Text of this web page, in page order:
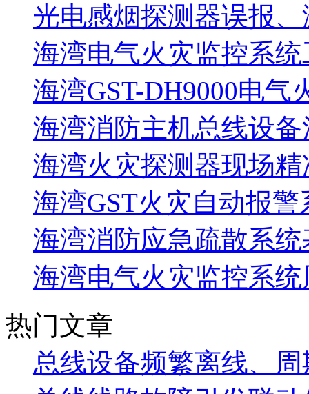
光电感烟探测器误报
海湾电气火灾监控系统
海湾GST-DH9000电气
海湾消防主机总线设备
海湾火灾探测器现场
海湾GST火灾自动报警
海湾消防应急疏散系统
海湾电气火灾监控系
热门文章
总线设备频繁离线、